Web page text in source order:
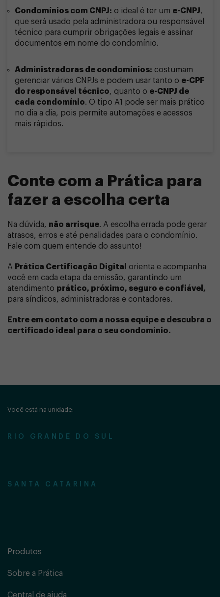
Condomínios com CNPJ: o ideal é ter um e-CNPJ,
que será usado pela administradora ou responsável
técnico para cumprir obrigações legais e assinar
documentos em nome do condomínio.
Administradoras de condomínios: costumam
gerenciar vários CNPJs e podem usar tanto o e-CPF
do responsável técnico, quanto o e-CNPJ de
cada condomínio. O tipo A1 pode ser mais prático
no dia a dia, pois permite automações e acessos
mais rápidos.
Conte com a Prática para
fazer a escolha certa
Na dúvida, não arrisque. A escolha errada pode gerar
atrasos, erros e até penalidades para o condomínio.
Fale com quem entende do assunto!
A Prática Certificação Digital
orienta e acompanha
você em cada etapa da emissão, garantindo um
atendimento prático, próximo, seguro e confiável,
para síndicos, administradoras e contadores.
Entre em contato com a nossa equipe e descubra o
certificado ideal para o seu condomínio.
Produtos
Sobre a Prática
Central de ajuda
Você está na unidade:
RIO GRANDE DO SUL
SANTA CATARINA